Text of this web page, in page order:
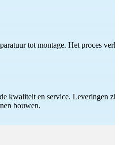
tot montage. Het proces
kwaliteit en service. Leveringen
bouwen.